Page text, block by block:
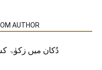
AUTHOR
دُکان میں زکوٰۃ